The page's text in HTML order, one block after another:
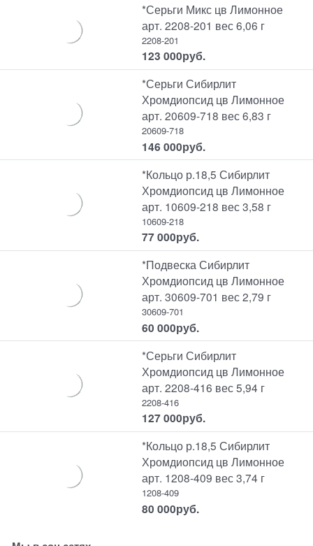
*Серьги Микс цв Лимонное
арт. 2208-201 вес 6,06 г
2208-201
123 000руб.
*Серьги Сибирлит
Хромдиопсид цв Лимонное
арт. 20609-718 вес 6,83 г
20609-718
146 000руб.
*Кольцо р.18,5 Сибирлит
Хромдиопсид цв Лимонное
арт. 10609-218 вес 3,58 г
10609-218
77 000руб.
*Подвеска Сибирлит
Хромдиопсид цв Лимонное
арт. 30609-701 вес 2,79 г
30609-701
60 000руб.
*Серьги Сибирлит
Хромдиопсид цв Лимонное
арт. 2208-416 вес 5,94 г
2208-416
127 000руб.
*Кольцо р.18,5 Сибирлит
Хромдиопсид цв Лимонное
арт. 1208-409 вес 3,74 г
1208-409
80 000руб.